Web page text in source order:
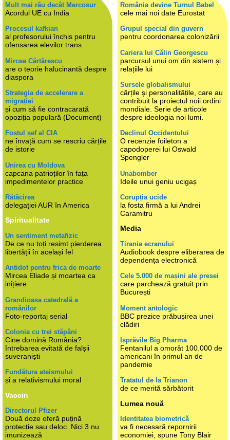
Mult mai rău decât Mercosur
Acordul UE cu India
Procesul kafkian
al profesorului închis pentru
ofensarea elevilor trans
Mircea Cărtărescu
are o teorie halucinantă despre
diaspora
Strategia de accelerare a
migrației
și cum să fie contracarată
opoziția populară (Document)
Fostul șef al CIA
ne învață cum se rescriu cărțile
de istorie
Unirea cu Moldova
capcana patrioților în fața
impedimentelor practice
Rătăcirea
delegației AUR în America
Spiritualitate
Un sentiment metafizic
De ce nu toți resimt pierderea
libertății în același fel
Antidot pentru frica de moarte
Mircea Eliade și moartea ca
inițiere
Grandioasa catedrală a
românilor
Foto-reportaj serial
Colonia cu trei stăpâni
Cine domină România?
întrebarea evitată de falșii
suveraniști
Fundătura ateismului
și a relativismului moral
Vaccin
Directorul Pfizer
Două doze oferă puțină
protecție sau deloc. Nici 3 nu
imunizează
România devine Turnul Babel
cele mai noi date Eurostat
Grupul special din guvern
pentru coordonarea colonizării
Cariera lui Călin Georgescu
parcursul unui om din sistem și
relațiile lui
Sursele globalismului
cărțile și personalitățile, care au
contribuit la proiectul noii ordini
mondiale. Serie de articole
despre ideologia noi lumi.
Declinul Occidentului
O recenzie foileton a
capodoperei lui Oswald
Spengler
Unabomber
Ideile unui geniu ucigaș
Corupția ucide
la fosta firmă a lui Andrei
Caramitru
Media
Tirania ecranului
Audiobook despre eliberarea de
dependența electronică
Cele 5.000 de mașini ale presei
care parchează gratuit prin
București
Moment antologic
BBC prezice prăbușirea unei
clădiri
Isprăvile Big Pharma
Fentanilul a omorât 100.000 de
americani în primul an de
pandemie
Tratatul de la Trianon
de ce merită sărbătorit
Lumea nouă
Identitatea biometrică
va fi necesară repornirii
economiei, spune Tony Blair